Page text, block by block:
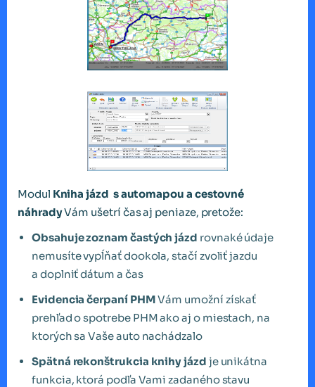
Modul Kniha jázd s automapou a cestovné
náhradyVám ušetrí čas aj peniaze, pretože:
Obsahuje zoznam častých jázd rovnaké údaje
nemusíte vypĺňať dookola, stačí zvoliť jazdu
a doplniť dátum a čas
Evidencia čerpaní PHMVám umožní získať
prehľad o spotrebe PHM ako aj o miestach, na
ktorých sa Vaše auto nachádzalo
Spätná rekonštrukcia knihy jázd je unikátna
funkcia, ktorá podľa Vami zadaného stavu